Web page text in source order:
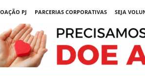
PJ PARCERIAS CORPORATIVAS
SEJA